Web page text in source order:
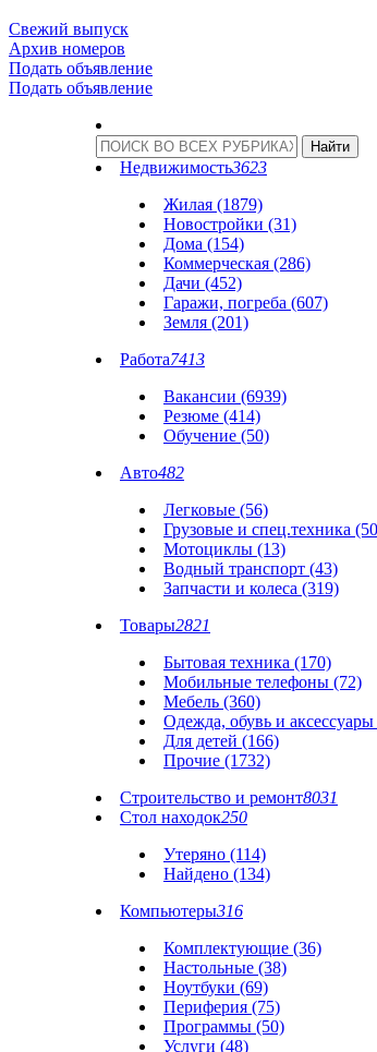
Свежий выпуск
Архив номеров
Подать объявление
Подать объявление
Недвижимость3623
Жилая (1879)
Новостройки (31)
Дома (154)
Коммерческая (286)
Дачи (452)
Гаражи, погреба (607)
Земля (201)
Работа7413
Вакансии (6939)
Резюме (414)
Обучение (50)
Авто482
Легковые (56)
Грузовые и спец.техника
Мотоциклы (13)
Водный транспорт (43)
Запчасти и колеса (319)
Товары2821
Бытовая техника (170)
Мобильные телефоны (72)
Мебель (360)
Одежда, обувь и
Для детей (166)
Прочие (1732)
Строительство и ремонт8031
Стол находок250
Утеряно (114)
Найдено (134)
Компьютеры316
Комплектующие (36)
Настольные (38)
Ноутбуки (69)
Периферия (75)
Программы (50)
Услуги (48)